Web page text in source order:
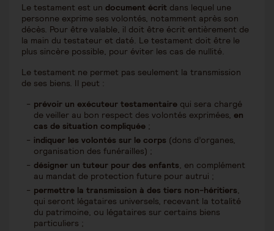
Le testament est un document écrit dans lequel une
personne exprime ses volontés, notamment après son
décès. Pour être valable, il doit être écrit entièrement de
la main du testateur et daté. Le testament doit être le
plus sincère possible, pour éviter les cas de nullité.
Le testament ne permet pas seulement la transmission
de ses biens. Il peut :
prévoir un exécuteur testamentaire qui sera chargé
de veiller au bon respect des volontés exprimées, en
cas de situation compliquée ;
indiquer les volontés sur le corps (dons d’organes,
organisation des funérailles) ;
désigner un tuteur pour des enfants, en complément
au mandat de protection future pour autrui ;
permettre la transmission à des tiers non-héritiers,
qui seront légataires universels, recevant la totalité
du patrimoine, ou légataires sur certains biens
particuliers ;